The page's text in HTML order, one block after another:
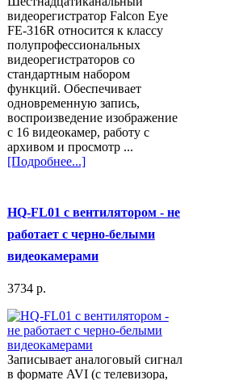
видеорегистратор Falcon Eye
FE-316R относится к классу
полупрофессиональных
видеорегистраторов со
стандартным набором
функций. Обеспечивает
одновременную запись,
воспроизведение изображение
с 16 видеокамер, работу с
архивом и просмотр ...
[Подробнее...]
HQ-FL01 с вентилятором - не
работает с черно-белыми
видеокамерами
3734 p.
Записывает аналоговый сигнал
в формате AVI (с телевизора,